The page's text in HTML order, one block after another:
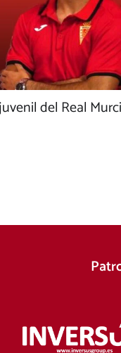
del Real